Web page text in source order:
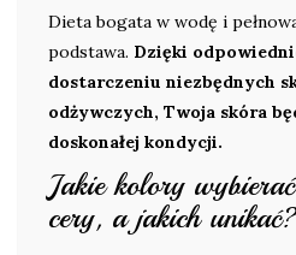
Dieta bogata w wodę i
podstawa. Dzięki
dostarczeniu niezbędnych
odżywczych, Twoja skóra
doskonałej kondycji.
Jakie kolory
cery, a jakich